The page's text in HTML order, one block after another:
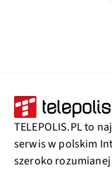
TELEPOLIS.PL to
serwis w polskim
szeroko